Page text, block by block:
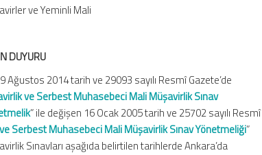
ve Yeminli Mali
DUYURU
Ağustos 2014 tarih ve 29093 sayılı Resmî Gazete’de
ve Serbest Muhasebeci Mali Müşavirlik Sınav
” ile değişen 16 Ocak 2005 tarih ve 25702 sayılı Resmî
Serbest Muhasebeci Mali Müşavirlik Sınav Yönetmeliği”
Sınavları aşağıda belirtilen tarihlerde Ankara’da